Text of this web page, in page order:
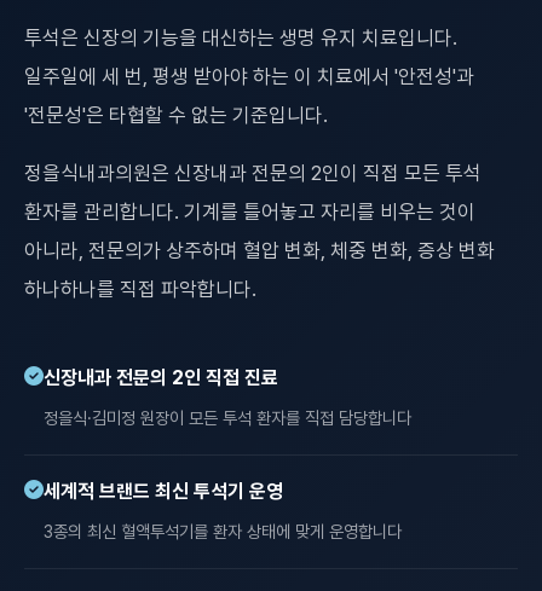
투석은 신장의 기능을 대신하는 생명 유지 치료입니다.
일주일에 세 번, 평생 받아야 하는 이 치료에서 '안전성'과
'전문성'은 타협할 수 없는 기준입니다.
정을식내과의원은 신장내과 전문의 2인이 직접 모든 투석
환자를 관리합니다. 기계를 틀어놓고 자리를 비우는 것이
아니라, 전문의가 상주하며 혈압 변화, 체중 변화, 증상 변화
하나하나를 직접 파악합니다.
신장내과 전문의 2인 직접 진료
정을식·김미정 원장이 모든 투석 환자를 직접 담당합니다
세계적 브랜드 최신 투석기 운영
3종의 최신 혈액투석기를 환자 상태에 맞게 운영합니다